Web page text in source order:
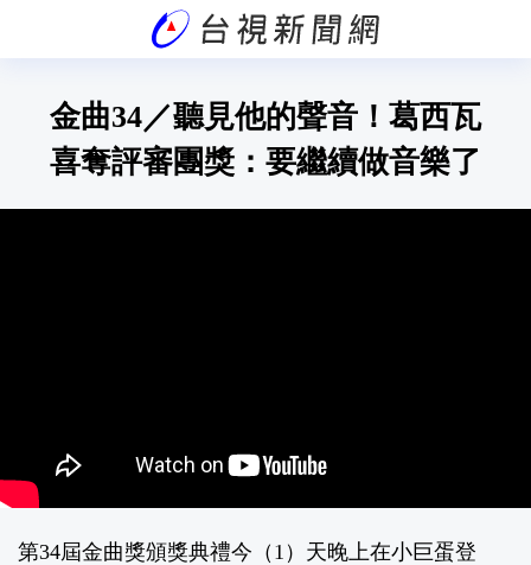
金曲34／聽見他的聲音！葛西瓦
喜奪評審團獎：要繼續做音樂了
第34屆金曲獎頒獎典禮今（1）天晚上在小巨蛋登